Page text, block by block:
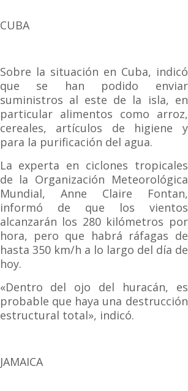
CUBA
Sobre la situación en Cuba, indicó
que se han podido enviar
suministros al este de la isla, en
particular alimentos como arroz,
cereales, artículos de higiene y
para la purificación del agua.
La experta en ciclones tropicales
de la Organización Meteorológica
Mundial, Anne Claire Fontan,
informó de que los vientos
alcanzarán los 280 kilómetros por
hora, pero que habrá ráfagas de
hasta 350 km/h a lo largo del día de
hoy.
«Dentro del ojo del huracán, es
probable que haya una destrucción
estructural total», indicó.
JAMAICA